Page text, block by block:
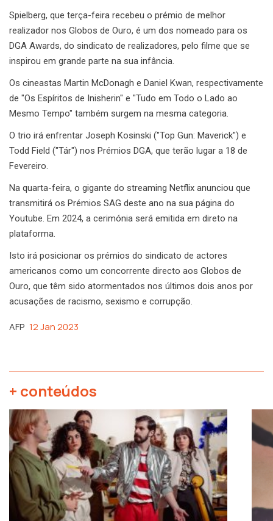
Spielberg, que terça-feira recebeu o prémio de melhor
realizador nos Globos de Ouro, é um dos nomeado para os
DGA Awards, do sindicato de realizadores, pelo filme que se
inspirou em grande parte na sua infância.
Os cineastas Martin McDonagh e Daniel Kwan, respectivamente
de "Os Espíritos de Inisherin" e "Tudo em Todo o Lado ao
Mesmo Tempo" também surgem na mesma categoria.
O trio irá enfrentar Joseph Kosinski ("Top Gun: Maverick") e
Todd Field ("Tár") nos Prémios DGA, que terão lugar a 18 de
Fevereiro.
Na quarta-feira, o gigante do streaming Netflix anunciou que
transmitirá os Prémios SAG deste ano na sua página do
Youtube. Em 2024, a cerimónia será emitida em direto na
plataforma.
Isto irá posicionar os prémios do sindicato de actores
americanos como um concorrente directo aos Globos de
Ouro, que têm sido atormentados nos últimos dois anos por
acusações de racismo, sexismo e corrupção.
AFP 12 Jan 2023
+ conteúdos